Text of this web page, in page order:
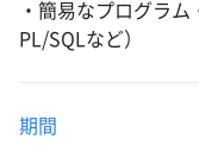
・簡易なプログラム
PL/SQLなど）
期間